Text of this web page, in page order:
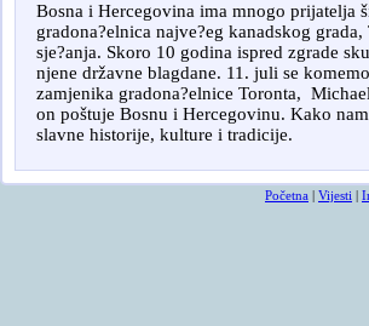
Bosna i Hercegovina ima mnogo prijatelja
gradona?elnica najve?eg kanadskog
sje?anja. Skoro 10 godina ispred zgrade
njene državne blagdane. 11. juli se
zamjenika gradona?elnice Toronta,
on poštuje Bosnu i Hercegovinu. Kako
slavne historije, kulture i tradicije.
Početna Vijesti